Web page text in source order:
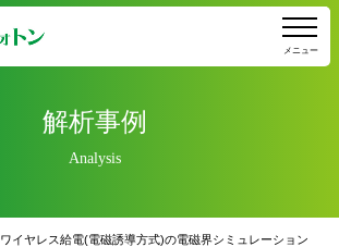
メニュー
解析事例
Analysis
ワイヤレス給電(電磁誘導方式)の電磁界シミュレーション